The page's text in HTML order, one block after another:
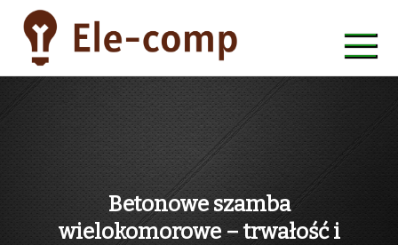
content
ele-comp
Betonowe szamba
wielokomorowe – trwałość i